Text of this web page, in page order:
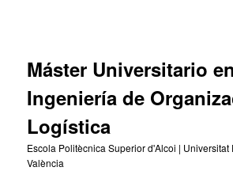
Máster Universitario en
Ingeniería de
Logística
Escola Politècnica Superior d'Alcoi | Universitat
València